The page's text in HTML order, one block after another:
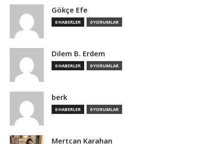
Gökçe Efe
0 HABERLER 0 YORUMLAR
Dilem B. Erdem
0 HABERLER 0 YORUMLAR
berk
0 HABERLER 0 YORUMLAR
Mertcan Karahan